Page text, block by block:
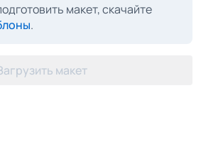
макет, скачайте
.
макет